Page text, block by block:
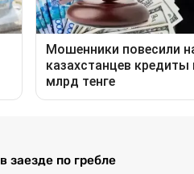
заезде по гребле